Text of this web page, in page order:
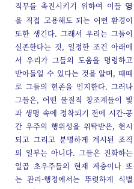
직무를 촉진시키기 위하여 이들 영
을 직접 고용해도 되는 어떤 환경이
또한 생긴다. 그래서 우리는 그들이
실존한다는 것, 일정한 조건 아래에
서 우리가 그들의 도움을 명령하고
받아들일 수 있다는 것을 알며, 때때
로 그들의 현존을 인지한다. 그러나
그들은, 어떤 물질적 창조계들이 빛
과 생명 속에 정착되기 전에 시간-공
간 우주의 행위성을 위탁받은, 현시
되고 그리고 분명하게 계시된 조직
의 일부는 아니다. 그들은 진화하는
일곱 초우주들의 현재 계층이나 또
는 관리-행정에서는 뚜렷하게 식별